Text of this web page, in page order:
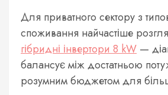
Для приватного сектору з
споживання найчастіше
гібридні інвертори 8 kW —
балансує між достатньою
розумним бюджетом для